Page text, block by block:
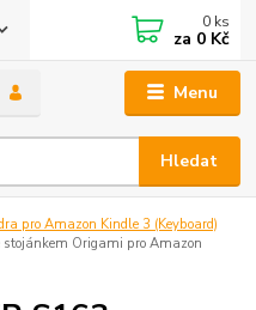
Menu
Hledat
0 ks
za 0 Kč
pro Amazon Kindle 3 (Keyboard)
stojánkem Origami pro Amazon